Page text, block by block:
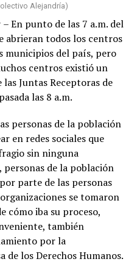
Alejandría)
– En punto de las 7 a.m. del
abrieran todos los centros
municipios del país, pero
centros existió un
Juntas Receptoras de
las 8 a.m.
personas de la población
en redes sociales que
sin ninguna
personas de la población
parte de las personas
se tomaron
cómo iba su proceso,
también
por la
de los Derechos Humanos.